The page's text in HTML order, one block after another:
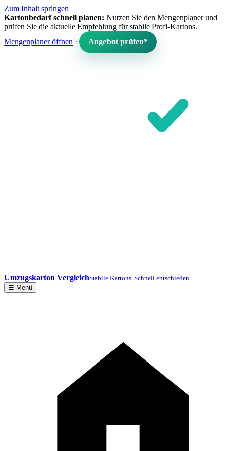
Zum Inhalt springen
Kartonbedarf schnell planen: Nutzen Sie den Mengenplaner und
prüfen Sie die aktuelle Empfehlung für stabile Profi-Kartons.
Mengenplaner öffnen · Angebot prüfen*
Umzugskarton VergleichStabile Kartons. Schnell entschieden.
☰ Menü